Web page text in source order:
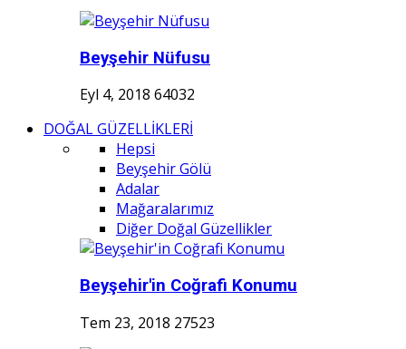
Beyşehir Nüfusu
Eyl 4, 2018 64032
DOĞAL GÜZELLİKLERİ
Hepsi
Beyşehir Gölü
Adalar
Mağaralarımız
Diğer Doğal Güzellikler
Beyşehir'in Coğrafi Konumu
Tem 23, 2018 27523